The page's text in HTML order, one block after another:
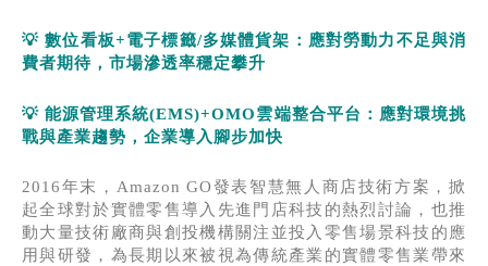
💡數位看板+電子標籤/多媒體貨架：應對勞動力不足與消
費者期待，市場滲透率穩定攀升
💡能源管理系統(EMS)+OMO雲端整合平台：應對環境挑
戰與產業趨勢，企業導入腳步加快
2016年末，Amazon GO發表智慧無人商店技術方案，掀
起全球對於實體零售導入先進門店科技的熱烈討論，也推
動大量技術廠商與創投機構關注並投入零售場景科技的應
用與研發，為長期以來被視為傳統產業的實體零售業帶來